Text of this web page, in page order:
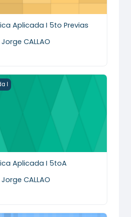
Aplicada I 5to Previas
CALLAO
Aplicada I 5toA
I
Aplicada I 5toA
CALLAO